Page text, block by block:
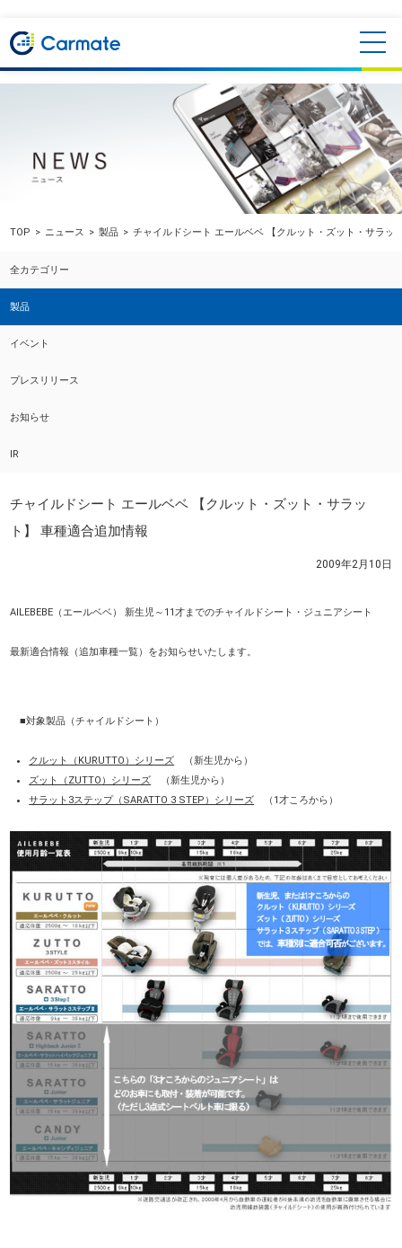
TOP ニュース 製品 チャイルドシート エールベベ 【クルット・ズット・サラッ
全カテゴリー
製品
イベント
プレスリリース
お知らせ
IR
チャイルドシート エールベベ 【クルット・ズット・サラッ
ト】 車種適合追加情報
2009年2月10日
AILEBEBE（エールベベ） 新生児～11才までのチャイルドシート・ジュニアシート
最新適合情報（追加車種一覧）をお知らせいたします。
■対象製品（チャイルドシート）
クルット（KURUTTO）シリーズ （新生児から）
ズット（ZUTTO）シリーズ （新生児から）
サラット3ステップ（SARATTO 3 STEP）シリーズ （1才ころから）